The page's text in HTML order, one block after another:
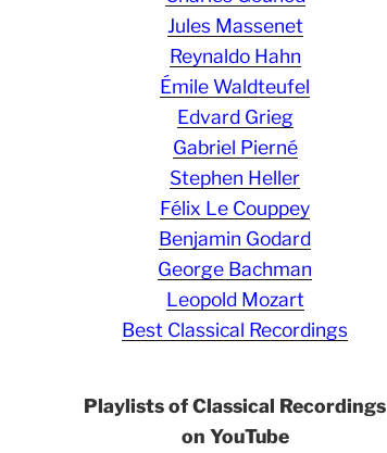
Jules Massenet
Reynaldo Hahn
Émile Waldteufel
Edvard Grieg
Gabriel Pierné
Stephen Heller
Félix Le Couppey
Benjamin Godard
George Bachman
Leopold Mozart
Best Classical Recordings
Playlists of Classical Recordings
on YouTube